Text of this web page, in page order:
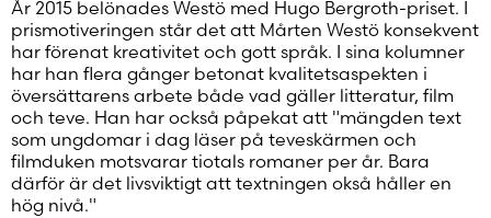
År 2015 belönades Westö med Hugo Bergroth-priset. I
prismotiveringen står det att Mårten Westö konsekvent
har förenat kreativitet och gott språk. I sina kolumner
har han flera gånger betonat kvalitetsaspekten i
översättarens arbete både vad gäller litteratur, film
och teve. Han har också påpekat att "mängden text
som ungdomar i dag läser på teveskärmen och
filmduken motsvarar tiotals romaner per år. Bara
därför är det livsviktigt att textningen okså håller en
hög nivå."